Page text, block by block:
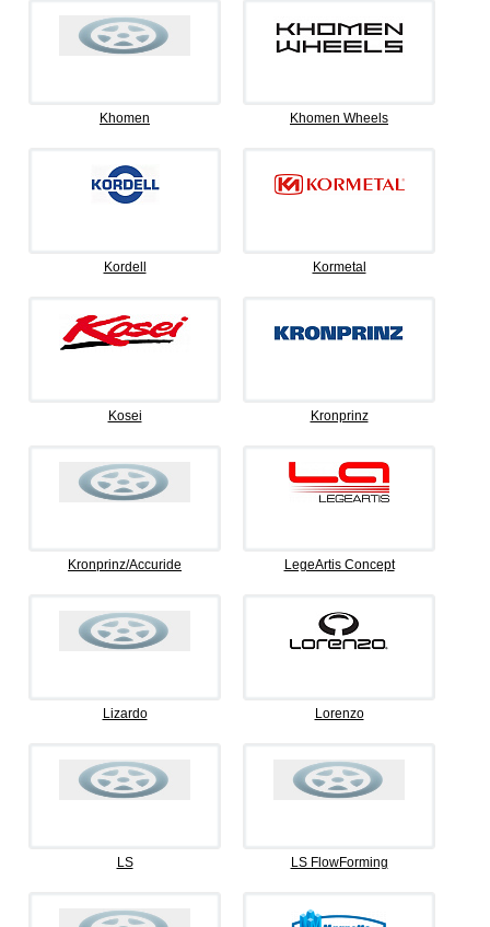
Khomen Khomen Wheels
Kordell Kormetal
Kosei Kronprinz
Kronprinz/Accuride LegeArtis Concept
Lizardo Lorenzo
LS LS FlowForming